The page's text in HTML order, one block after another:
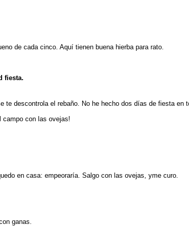
de cada cinco. Aquí tienen buena hierba para rato.
fiesta.
te descontrola el rebaño. No he hecho dos días de fiesta en
campo con las ovejas!
en casa: empeoraría. Salgo con las ovejas, yme curo.
ganas.